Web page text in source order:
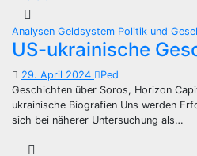
Analysen Geldsystem Politik und
US-ukrainische
29. April 2024
Ped
Geschichten über Soros, Horizon
ukrainische Biografien Uns werden
sich bei näherer Untersuchung als…